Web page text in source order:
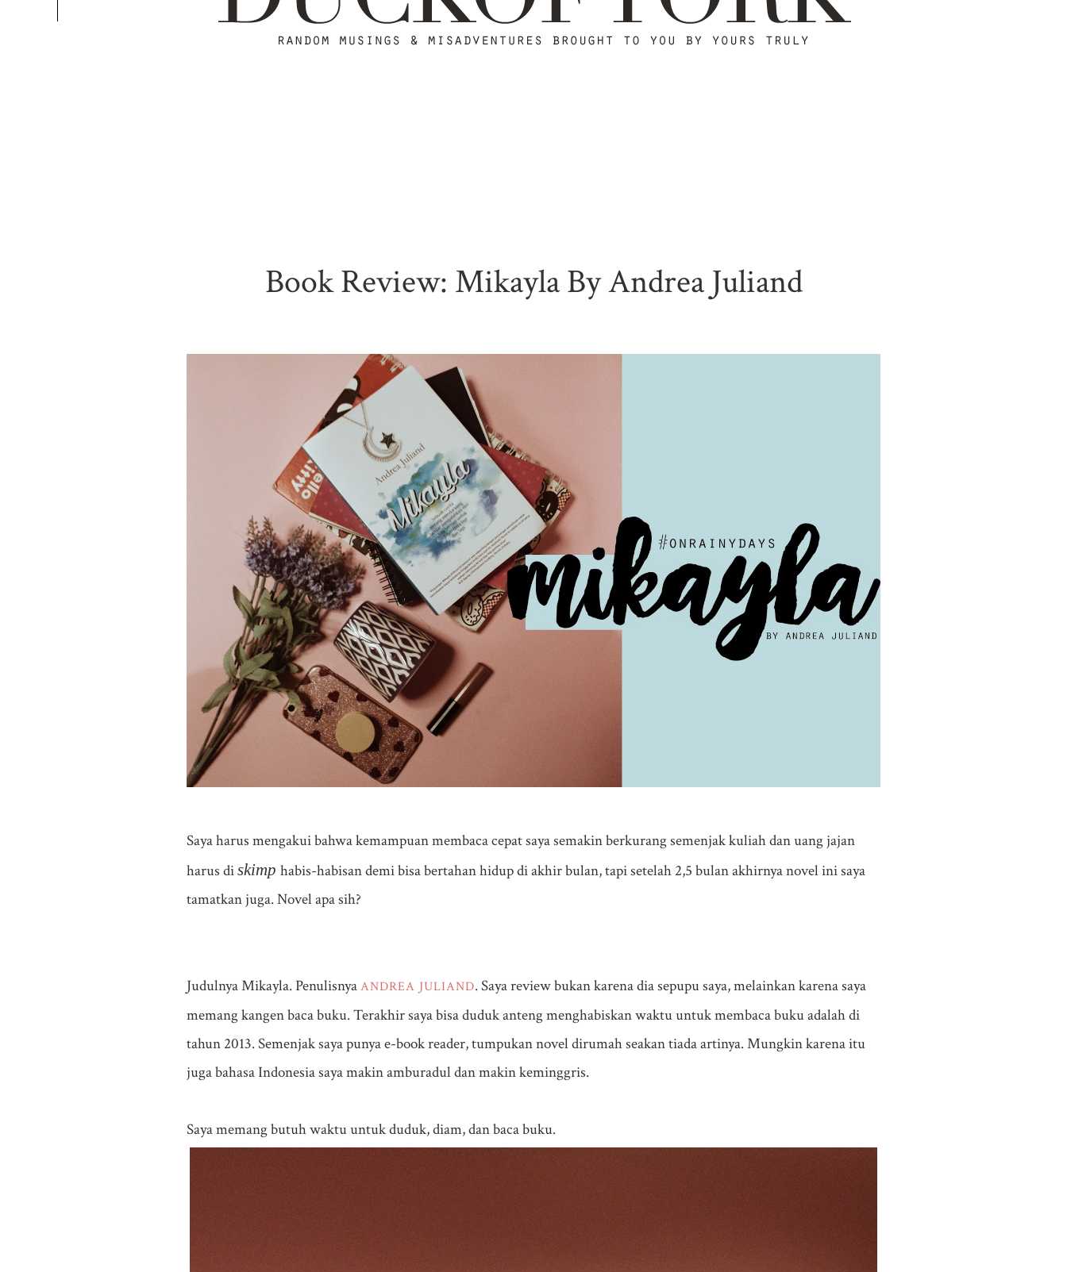
Book Review: Mikayla By Andrea Juliand
Saya harus mengakui bahwa kemampuan membaca cepat saya semakin berkurang semenjak kuliah dan uang jajan
harus diskimp habis-habisan demi bisa bertahan hidup di akhir bulan, tapi setelah 2,5 bulan akhirnya novel ini saya
tamatkan juga. Novel apa sih?
Judulnya Mikayla. PenulisnyaANDREA JULIAND. Saya review bukan karena dia sepupu saya, melainkan karena saya
memang kangen baca buku. Terakhir saya bisa duduk anteng menghabiskan waktu untuk membaca buku adalah di
tahun 2013. Semenjak saya punya e-book reader, tumpukan novel dirumah seakan tiada artinya. Mungkin karena itu
juga bahasa Indonesia saya makin amburadul dan makin keminggris.
Saya memang butuh waktu untuk duduk, diam, dan baca buku.